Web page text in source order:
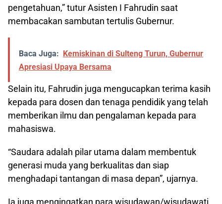
pengetahuan,” tutur Asisten I Fahrudin saat
membacakan sambutan tertulis Gubernur.
Baca Juga: Kemiskinan di Sulteng Turun, Gubernur
Apresiasi Upaya Bersama
Selain itu, Fahrudin juga mengucapkan terima kasih
kepada para dosen dan tenaga pendidik yang telah
memberikan ilmu dan pengalaman kepada para
mahasiswa.
“Saudara adalah pilar utama dalam membentuk
generasi muda yang berkualitas dan siap
menghadapi tantangan di masa depan”, ujarnya.
Ia juga mengingatkan para wisudawan/wisudawati